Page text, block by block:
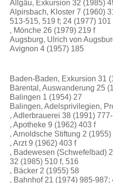
Allgäu, Exkursion 32 (1985)
Alpirsbach, Kloster 7 (1960)
513-515, 519 f; 24 (1977) 101
, Mönche 26 (1979) 219 f
Augsburg, Ulrich von
Avignon 4 (1957) 185
Baden-Baden, Exkursion 31
Bärental, Auswanderung 25
Balingen 1 (1954) 27
Balingen, Adelsprivilegien,
, Adlerbrauerei 38 (1991)
, Apotheke 9 (1962) 403 f
, Arnoldsche Stiftung 2 (1955)
, Arzt 9 (1962) 403 f
, Badewesen (Schwefelbad)
32 (1985) 510 f, 516
, Bäcker 2 (1955) 58
, Bahnhof 21 (1974) 985-